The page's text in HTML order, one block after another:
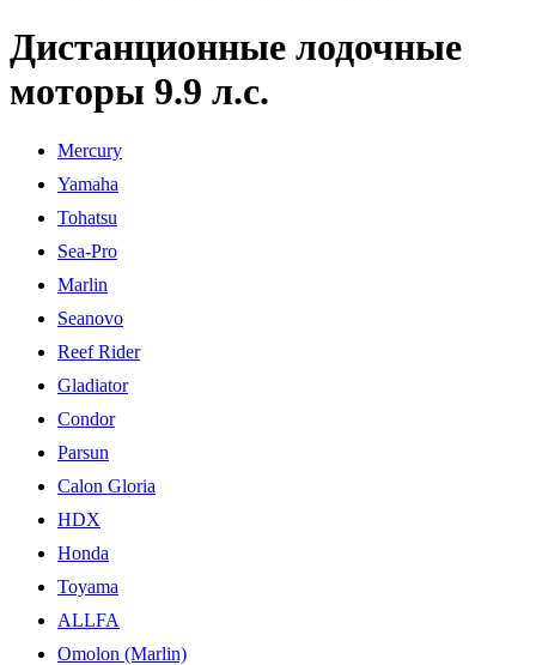
Дистанционные лодочные
моторы 9.9 л.с.
Mercury
Yamaha
Tohatsu
Sea-Pro
Marlin
Seanovo
Reef Rider
Gladiator
Condor
Parsun
Calon Gloria
HDX
Honda
Toyama
ALLFA
Omolon (Marlin)